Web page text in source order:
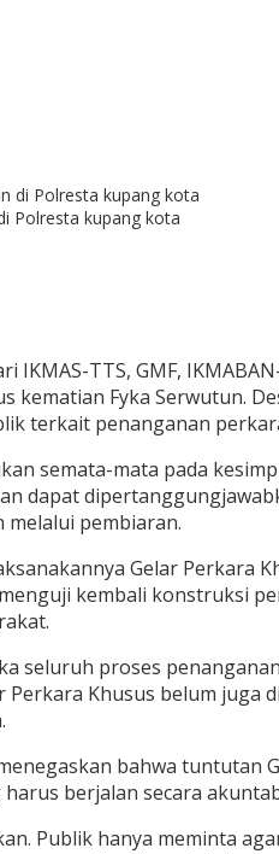
Polresta kupang kota
IKMAS-TTS, GMF,
kematian Fyka Serwutun.
terkait penanganan
semata-mata pada
dapat
melalui pembiaran.
Gelar Perkara
kembali konstruksi
seluruh proses
Khusus belum
bahwa tuntutan
berjalan secara
Publik hanya meminta